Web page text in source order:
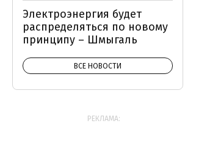
Электроэнергия будет
распределяться по новому
принципу – Шмыгаль
ВСЕ НОВОСТИ
РЕКЛАМА: